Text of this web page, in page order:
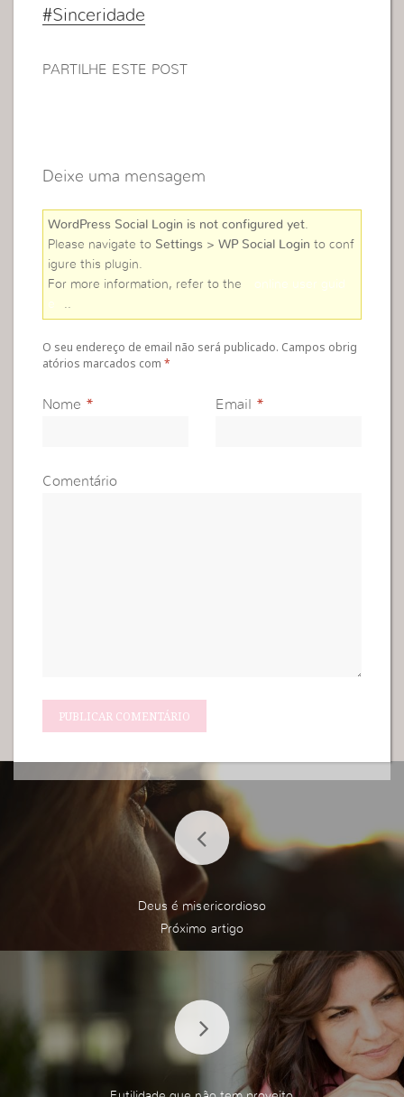
#Sinceridade
PARTILHE ESTE POST
Deixe uma mensagem
WordPress Social Login is not configured yet.
Please navigate to Settings > WP Social Login to conf
igure this plugin.
For more information, refer to the
online user guid
e
..
O seu endereço de email não será publicado. Campos obrig
atórios marcados com*
Nome * Email *
Comentário
Deus é misericordioso